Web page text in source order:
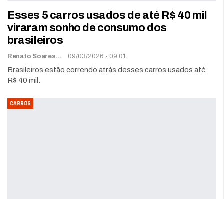
Esses 5 carros usados de até R$ 40 mil
viraram sonho de consumo dos
brasileiros
Renato Soares 09/03/2026 - 09:01
Brasileiros estão correndo atrás desses carros usados até
R$ 40 mil.
CARROS